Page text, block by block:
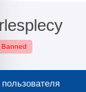
Banned